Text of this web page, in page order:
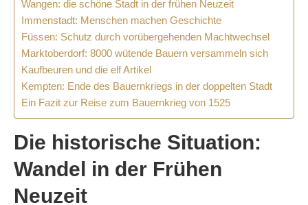
Wangen: die schöne Stadt in der frühen Neuzeit
Immenstadt: Menschen machen Geschichte
Füssen: Schutz durch vorübergehenden Machtwechsel
Marktoberdorf: 8000 wütende Bauern versammeln sich
Kaufbeuren und die elf Artikel
Kempten: Ende des Bauernkriegs in der doppelten Stadt
Ein Fazit zur Reise zum Bauernkrieg von 1525
Die historische Situation:
Wandel in der Frühen
Neuzeit